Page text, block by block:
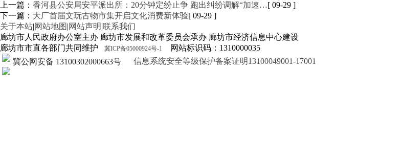
上一篇： 香河县公安局安平派出所：20分钟定纷止争 跑出纠纷调解“加速…[ 09-29 ]
下一篇： 大厂首届文玩古物市集开启文化消费新体验[ 09-29 ]
关于本站|网站地图 |网站声明|联系我们
廊坊市人民政府办公室主办 廊坊市发展和改革委员会承办 廊坊市经济信息中心建设
廊坊市市直各部门共同维护
冀ICP备05000924号-1
网站标识码：1310000035
冀公网安备 13100302000663号
信息系统安全等级保护备案证明13100049001-17001